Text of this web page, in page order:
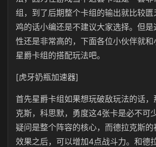
组，到了后期整个卡组的输出就比较
鸡的话小编还是不建议大家选择。但
性还是非常高的，下面各位小伙伴就
星爵卡组的搭配玩法吧。
[虎牙奶瓶加速器]
首先星爵卡组如果想玩破敌玩法的话
克斯，科思默，勇度这4张卡是必不可
疑问是整个阵容的核心，而德拉克斯
效果之后，可以增加4点战斗力。和德